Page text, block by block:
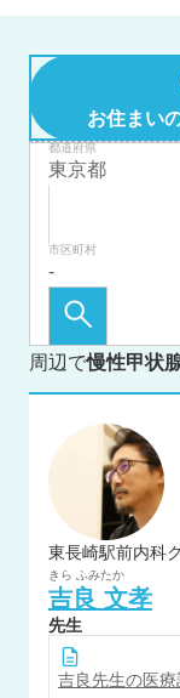
お住まい
都道府県
市区町村
周辺で慢性甲状
東長崎駅前内科
きら ふみたか
吉良 文孝
先生
吉良先生の医